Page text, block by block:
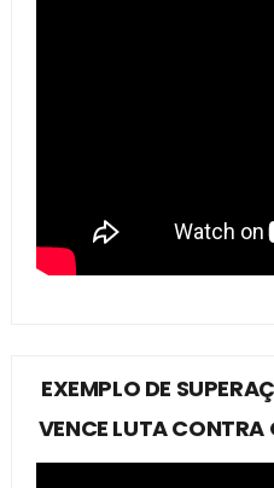
EXEMPLO DE
VENCE LUTA